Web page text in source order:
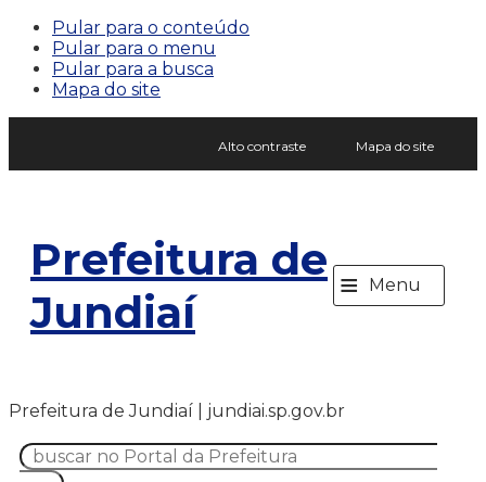
Pular para o conteúdo
Pular para o menu
Pular para a busca
Mapa do site
Alto contraste Mapa do site
Prefeitura de
Jundiaí
≡ Menu
Prefeitura de Jundiaí | jundiai.sp.gov.br